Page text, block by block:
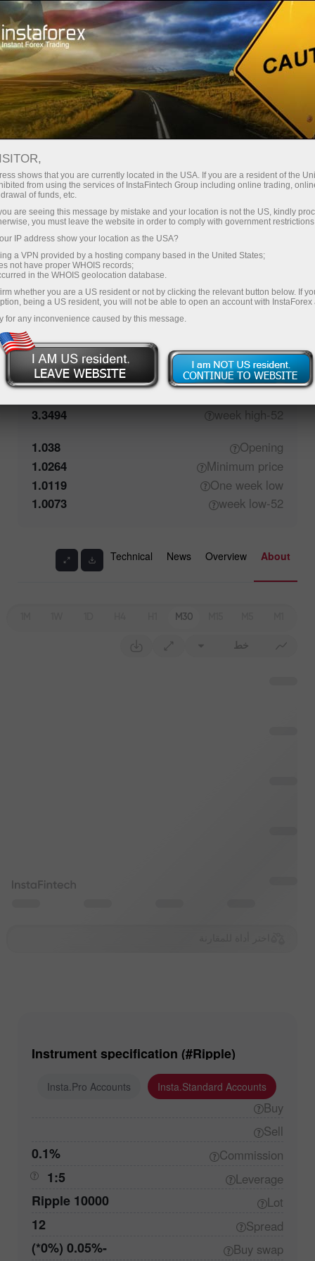
للمتداولين ظروف التداول أدوات التداول #RIPPLE
Ripple
1.032
(
%)
10 Aug 2026 04:14
Buy
Sell
1.0308
50%
Traders' feedback
50%
Closing
1.0381
Maximumprice
1.0394
52-week
high
3.3494
Opening
1.038
Minimum price
1.0264
One week low
1.0119
52-week
low
1.0073
About
Overview
News
Technical
M30
خط
Instrument specification (#Ripple)
Insta.Standard Accounts
Insta.Pro Accounts
Buy
Sell
Commission
0.1%
Leverage
1:5
Lot
10000 Ripple
Spread
12
Buy swap
-0.05% (0%*)
shows that you are currently located in the USA. If you are a resident of the
from using the services of InstaFintech Group including online trading,
of funds, etc.
are seeing this message by mistake and your location is not the US, kindly
you must leave the website in order to comply with government
IP address show your location as the USA?
a VPN provided by a hosting company based in the United States;
not have proper WHOIS records;
in the WHOIS geolocation database.
whether you are a US resident or not by clicking the relevant button below. If
being a US resident, you will not be able to open an account with InstaForex
for any inconvenience caused by this message.